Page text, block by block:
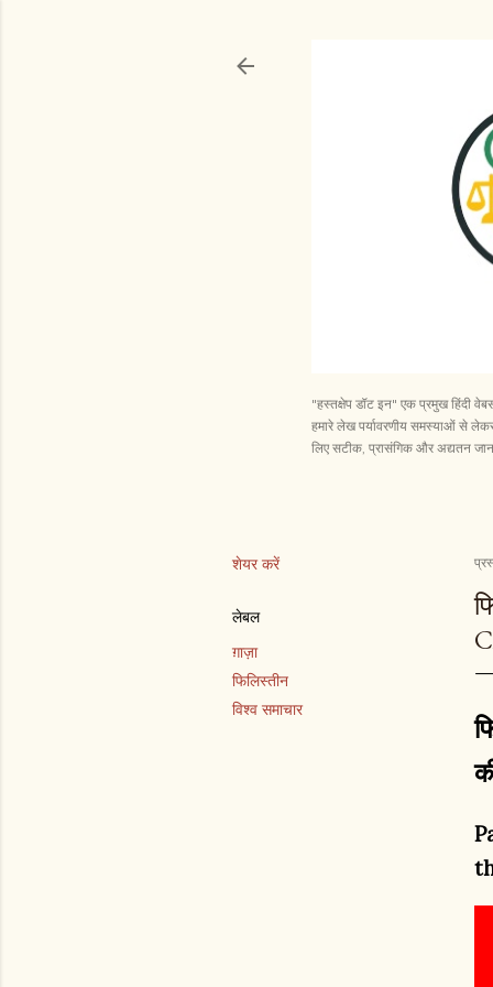
"हस्तक्षेप डॉट इन" एक प्रमुख हिंदी
हमारे लेख पर्यावरणीय समस्याओं से
लिए सटीक, प्रासंगिक और अद्यतन
शेयर करें
लेबल
ग़ाज़ा
फिलिस्तीन
विश्व समाचार